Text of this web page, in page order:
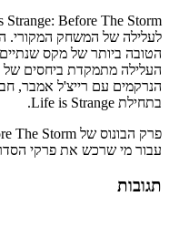
לעלילה של המשחק המקורי.
הטובה ביותר של מקס
העלילה מתמקדת ביחסים
הנרקמים עם רייצ'ל אמבר,
בתחילת Life is Strange.
עבור מי שרכש את פרקי
תגובות